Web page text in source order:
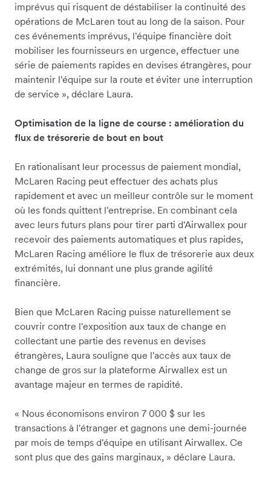
imprévus qui risquent de déstabiliser la continuité des
opérations de McLaren tout au long de la saison. Pour
ces événements imprévus, l'équipe financière doit
mobiliser les fournisseurs en urgence, effectuer une
série de paiements rapides en devises étrangères, pour
maintenir l'équipe sur la route et éviter une interruption
de service », déclare Laura.
Optimisation de la ligne de course : amélioration du
flux de trésorerie de bout en bout
En rationalisant leur processus de paiement mondial,
McLaren Racing peut effectuer des achats plus
rapidement et avec un meilleur contrôle sur le moment
où les fonds quittent l'entreprise. En combinant cela
avec leurs futurs plans pour tirer parti d'Airwallex pour
recevoir des paiements automatiques et plus rapides,
McLaren Racing améliore le flux de trésorerie aux deux
extrémités, lui donnant une plus grande agilité
financière.
Bien que McLaren Racing puisse naturellement se
couvrir contre l'exposition aux taux de change en
collectant une partie des revenus en devises
étrangères, Laura souligne que l'accès aux taux de
change de gros sur la plateforme Airwallex est un
avantage majeur en termes de rapidité.
« Nous économisons environ 7 000 $ sur les
transactions à l'étranger et gagnons une demi-journée
par mois de temps d'équipe en utilisant Airwallex. Ce
sont plus que des gains marginaux, » déclare Laura.